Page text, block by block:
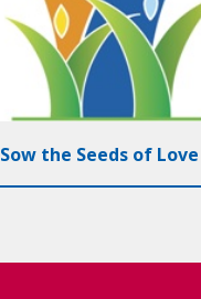
Sow the Seeds of Love